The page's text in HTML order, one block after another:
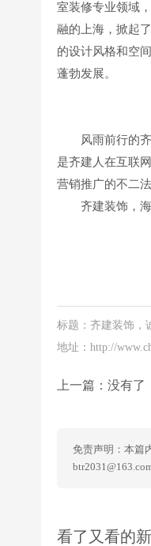
室装修专业领域
融的上海，掀起
的设计风格和空
蓬勃发展。
风雨前行的
是齐建人在互联
营销推广的不二法
齐建装饰，
标题：齐建装饰，
地址：http://
上一篇：没有了
免责声明：本篇
看了又看的